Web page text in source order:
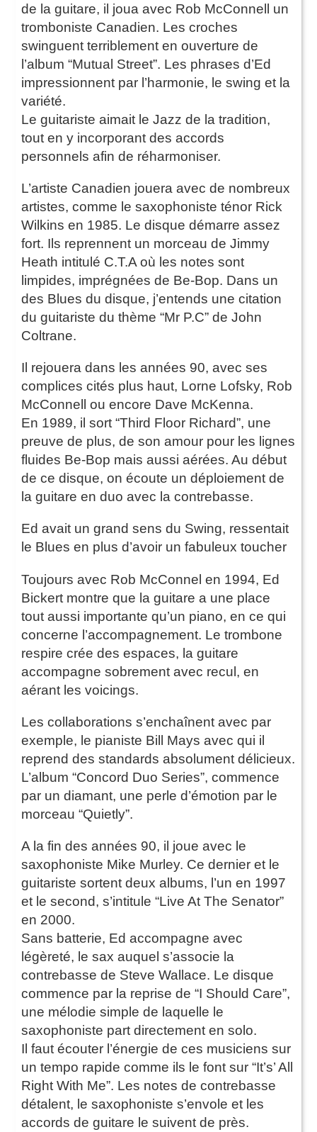
de la guitare, il joua avec Rob McConnell un
tromboniste Canadien. Les croches
swinguent terriblement en ouverture de
l’album “Mutual Street”. Les phrases d’Ed
impressionnent par l’harmonie, le swing et la
variété.
Le guitariste aimait le Jazz de la tradition,
tout en y incorporant des accords
personnels afin de réharmoniser.
L’artiste Canadien jouera avec de nombreux
artistes, comme le saxophoniste ténor Rick
Wilkins en 1985. Le disque démarre assez
fort. Ils reprennent un morceau de Jimmy
Heath intitulé C.T.A où les notes sont
limpides, imprégnées de Be-Bop. Dans un
des Blues du disque, j’entends une citation
du guitariste du thème “Mr P.C” de John
Coltrane.
Il rejouera dans les années 90, avec ses
complices cités plus haut, Lorne Lofsky, Rob
McConnell ou encore Dave McKenna.
En 1989, il sort “Third Floor Richard”, une
preuve de plus, de son amour pour les lignes
fluides Be-Bop mais aussi aérées. Au début
de ce disque, on écoute un déploiement de
la guitare en duo avec la contrebasse.
Ed avait un grand sens du Swing, ressentait
le Blues en plus d’avoir un fabuleux toucher
Toujours avec Rob McConnel en 1994, Ed
Bickert montre que la guitare a une place
tout aussi importante qu’un piano, en ce qui
concerne l’accompagnement. Le trombone
respire crée des espaces, la guitare
accompagne sobrement avec recul, en
aérant les voicings.
Les collaborations s’enchaînent avec par
exemple, le pianiste Bill Mays avec qui il
reprend des standards absolument délicieux.
L’album “Concord Duo Series”, commence
par un diamant, une perle d’émotion par le
morceau “Quietly”.
A la fin des années 90, il joue avec le
saxophoniste Mike Murley. Ce dernier et le
guitariste sortent deux albums, l’un en 1997
et le second, s’intitule “Live At The Senator”
en 2000.
Sans batterie, Ed accompagne avec
légèreté, le sax auquel s’associe la
contrebasse de Steve Wallace. Le disque
commence par la reprise de “I Should Care”,
une mélodie simple de laquelle le
saxophoniste part directement en solo.
Il faut écouter l’énergie de ces musiciens sur
un tempo rapide comme ils le font sur “It’s’ All
Right With Me”. Les notes de contrebasse
détalent, le saxophoniste s’envole et les
accords de guitare le suivent de près.